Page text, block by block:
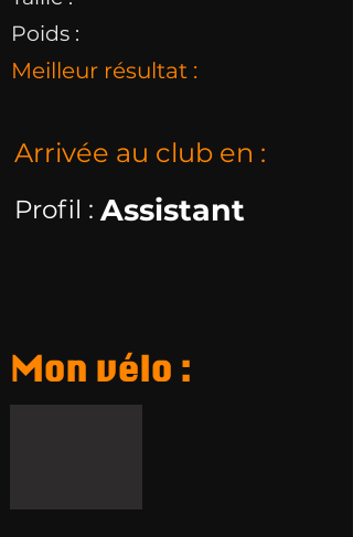
Poids :
Meilleur résultat :
Arrivée au club en :
Profil : Assistant
Mon vélo :